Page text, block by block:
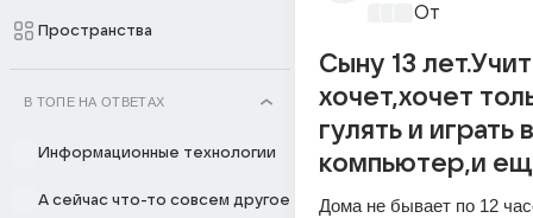
Пространства
В ТОПЕ НА ОТВЕТАХ
Информационные технологии
А сейчас что-то совсем другое
От
Сыну 13
хочет,хочет
гулять и играть в
компьютер,и
Дома не бывает по 12